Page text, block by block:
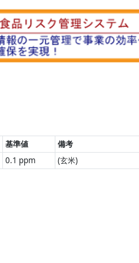
基準値
備考
0.1 ppm (玄米)